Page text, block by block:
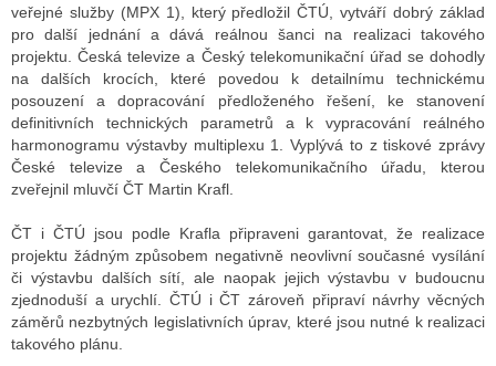
TELEVIZE
TELEVIZÍ
VYSÍLAČE
INTERNET
RÁDIA
STRÁNKY RÁDIÍ
STRÁNKY TV
veřejné služby (MPX 1), který předložil ČTÚ, vytváří dobrý základ
pro další jednání a dává reálnou šanci na realizaci takového
projektu. Česká televize a Český telekomunikační úřad se dohodly
na dalších krocích, které povedou k detailnímu technickému
posouzení a dopracování předloženého řešení, ke stanovení
definitivních technických parametrů a k vypracování reálného
harmonogramu výstavby multiplexu 1. Vyplývá to z tiskové zprávy
České televize a Českého telekomunikačního úřadu, kterou
zveřejnil mluvčí ČT Martin Krafl.
ČT i ČTÚ jsou podle Krafla připraveni garantovat, že realizace
projektu žádným způsobem negativně neovlivní současné vysílání
či výstavbu dalších sítí, ale naopak jejich výstavbu v budoucnu
zjednoduší a urychlí. ČTÚ i ČT zároveň připraví návrhy věcných
záměrů nezbytných legislativních úprav, které jsou nutné k realizaci
takového plánu.